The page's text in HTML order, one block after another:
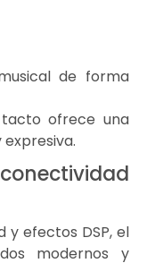
de forma
ofrece una
y efectos DSP, el
modernos y